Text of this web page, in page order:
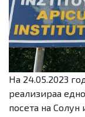
На 24.05.2023
реализираа
посета на